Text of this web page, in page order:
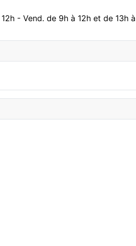
- Vend. de 9h à 12h et de 13h à